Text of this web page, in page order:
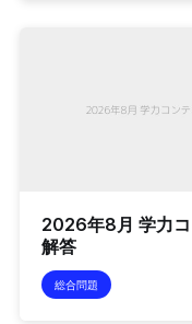
2026年8月 学力
解答
総合問題